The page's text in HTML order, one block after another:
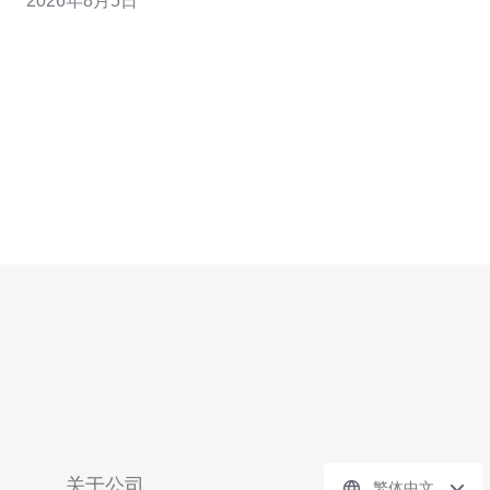
全性和运维效率上最优的组合，而"最便宜"则关注最低成
关于公司